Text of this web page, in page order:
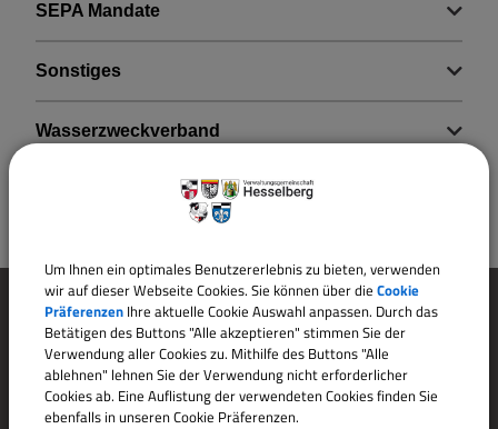
SEPA Mandate
Sonstiges
Wasserzweckverband
KONTAKT
Verwaltungsgemeinschaft Hesselberg
Um Ihnen ein optimales Benutzererlebnis zu bieten, verwenden
wir auf dieser Webseite Cookies. Sie können über die Cookie
Präferenzen Ihre aktuelle Cookie Auswahl anpassen. Durch das
Betätigen des Buttons "Alle akzeptieren" stimmen Sie der
Verwendung aller Cookies zu. Mithilfe des Buttons "Alle
ablehnen" lehnen Sie der Verwendung nicht erforderlicher
Cookies ab. Eine Auflistung der verwendeten Cookies finden Sie
ebenfalls in unseren Cookie Präferenzen.